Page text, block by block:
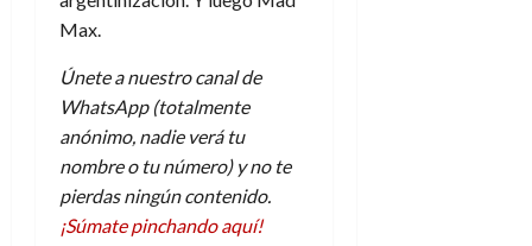
Max.
Únete a nuestro canal de
WhatsApp (totalmente
anónimo, nadie verá tu
nombre o tu número) y no te
pierdas ningún contenido.
¡Súmate pinchando aquí!